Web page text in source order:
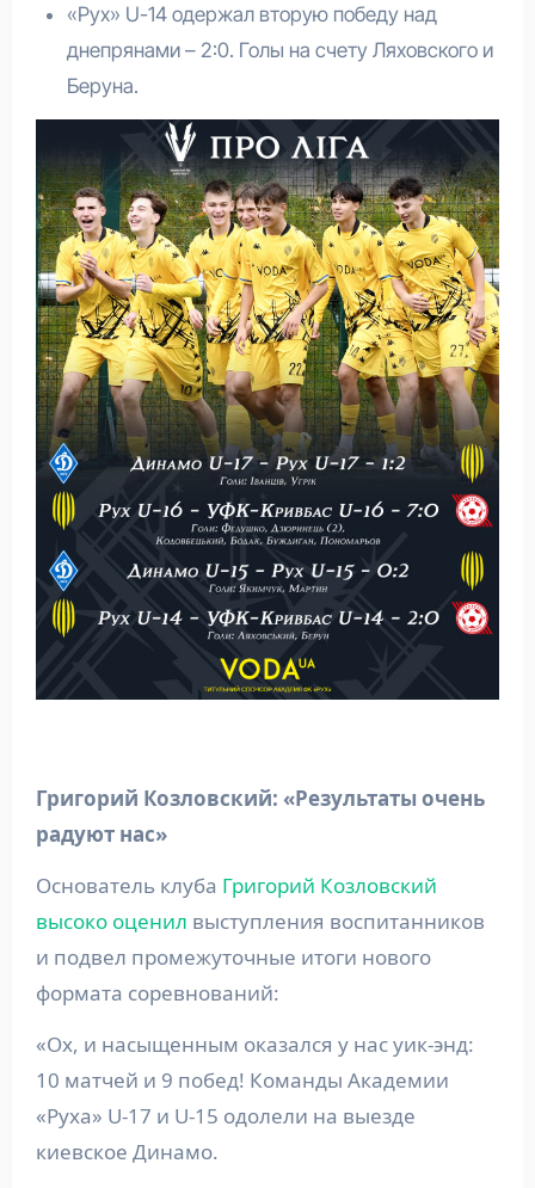
«Рух» U-14 одержал вторую победу над
днепрянами – 2:0. Голы на счету Ляховского и
Беруна.
Григорий Козловский: «Результаты очень
радуют нас»
Основатель клуба Григорий Козловский
высоко оценил выступления воспитанников
и подвел промежуточные итоги нового
формата соревнований:
«Ох, и насыщенным оказался у нас уик-энд:
10 матчей и 9 побед! Команды Академии
«Руха» U-17 и U-15 одолели на выезде
киевское Динамо.